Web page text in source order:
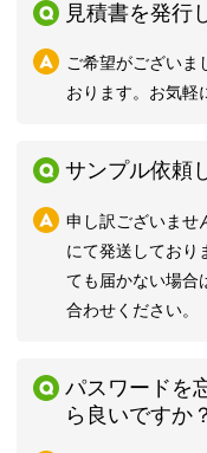
見積書を発行
ご希望がございま
おります。お気軽
サンプル依頼
申し訳ございませ
にて発送しており
ても届かない場合
合わせください。
パスワードを
ら良いですか？